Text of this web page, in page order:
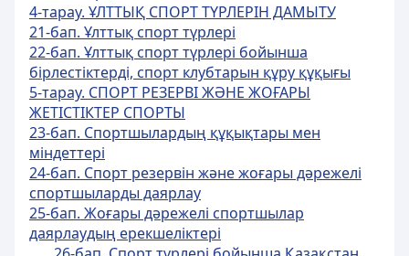
4-тарау. ҰЛТТЫҚ СПОРТ ТҮРЛЕРІН ДАМЫТУ
21-бап. Ұлттық спорт түрлері
22-бап. Ұлттық спорт түрлері бойынша
бірлестіктерді, спорт клубтарын құру құқығы
5-тарау. СПОРТ РЕЗЕРВІ ЖӘНЕ ЖОҒАРЫ
ЖЕТІСТІКТЕР СПОРТЫ
23-бап. Спортшылардың құқықтары мен
міндеттері
24-бап. Спорт резервін және жоғары дәрежелі
спортшыларды даярлау
25-бап. Жоғары дәрежелі спортшылар
даярлаудың ерекшеліктері